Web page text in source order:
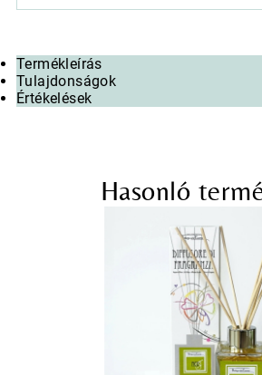
Termékleírás
Tulajdonságok
Értékelések
Hasonló